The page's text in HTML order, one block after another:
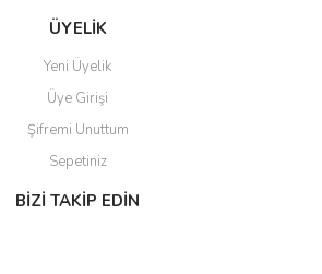
ÜYELİK
Yeni Üyelik
Üye Girişi
Şifremi Unuttum
Sepetiniz
BİZİ TAKİP EDİN